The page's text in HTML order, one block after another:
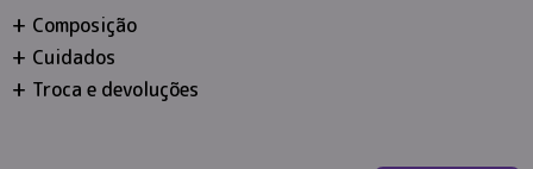
Composição
Cuidados
Troca e devoluções